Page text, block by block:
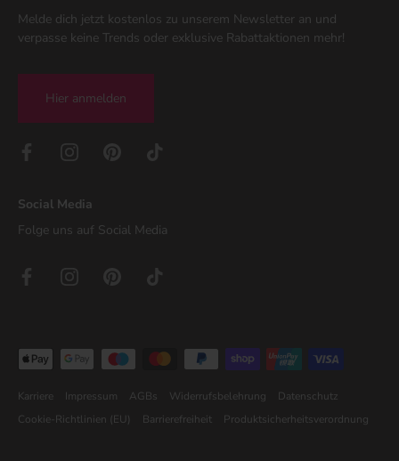
Melde dich jetzt kostenlos zu unserem Newsletter an und
verpasse keine Trends oder exklusive Rabattaktionen mehr!
Hier anmelden
Social Media
Folge uns auf Social Media
Karriere Impressum AGBs Widerrufsbelehrung
Datenschutz
Cookie-Richtlinien (EU)
Barrierefreiheit Produktsicherheitsverordnung